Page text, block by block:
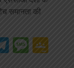
समानता की